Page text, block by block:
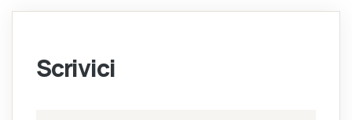
Scrivici